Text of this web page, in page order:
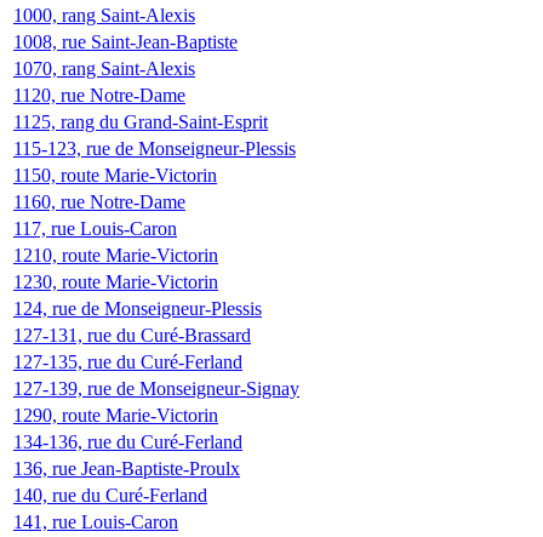
1000, rang Saint-Alexis
1008, rue Saint-Jean-Baptiste
1070, rang Saint-Alexis
1120, rue Notre-Dame
1125, rang du Grand-Saint-Esprit
115-123, rue de Monseigneur-Plessis
1150, route Marie-Victorin
1160, rue Notre-Dame
117, rue Louis-Caron
1210, route Marie-Victorin
1230, route Marie-Victorin
124, rue de Monseigneur-Plessis
127-131, rue du Curé-Brassard
127-135, rue du Curé-Ferland
127-139, rue de Monseigneur-Signay
1290, route Marie-Victorin
134-136, rue du Curé-Ferland
136, rue Jean-Baptiste-Proulx
140, rue du Curé-Ferland
141, rue Louis-Caron